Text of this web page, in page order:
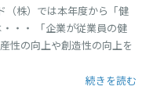
（株）では本年度から「健
・・ 「企業が従業員の健
性の向上や創造性の向上を
“健康経営の
続きを読む